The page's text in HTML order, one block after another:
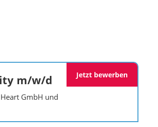
m/w/d
GmbH und
Jetzt bewerben